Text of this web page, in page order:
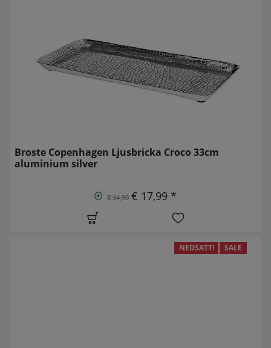
Broste Copenhagen Ljusbricka Croco 33cm
aluminium silver
€ 34,90 € 17,99 *
NEDSATT! SALE